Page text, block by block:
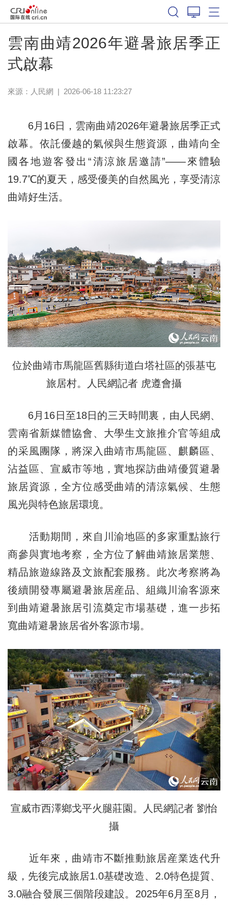
雲南曲靖2026年避暑旅居季正
式啟幕
來源： 人民網 | 2026-06-18 11:23:27
6月16日，雲南曲靖2026年避暑旅居季正式
啟幕。依託優越的氣候與生態資源，曲靖向全
國各地遊客發出“清涼旅居邀請”——來體驗
19.7℃的夏天，感受優美的自然風光，享受清涼
曲靖好生活。
位於曲靖市馬龍區舊縣街道白塔社區的張基屯
旅居村。人民網記者 虎遵會攝
6月16日至18日的三天時間裏，由人民網、
雲南省新媒體協會、大學生文旅推介官等組成
的采風團隊，將深入曲靖市馬龍區、麒麟區、
沾益區、宣威市等地，實地探訪曲靖優質避暑
旅居資源，全方位感受曲靖的清涼氣候、生態
風光與特色旅居環境。
活動期間，來自川渝地區的多家重點旅行
商參與實地考察，全方位了解曲靖旅居業態、
精品旅遊線路及文旅配套服務。此次考察將為
後續開發專屬避暑旅居産品、組織川渝客源來
到曲靖避暑旅居引流奠定市場基礎，進一步拓
寬曲靖避暑旅居省外客源市場。
宣威市西澤鄉戈平火腿莊園。人民網記者 劉怡
攝
近年來，曲靖市不斷推動旅居産業迭代升
級，先後完成旅居1.0基礎改造、2.0特色提質、
3.0融合發展三個階段建設。2025年6月至8月，